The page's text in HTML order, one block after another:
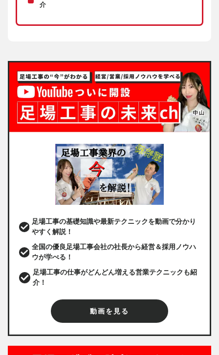
介
足場工事の基礎知識や最新テクニックを動画で分かり
やすく解説！
全国の優良足場工事会社の社長から経営＆採用ノウハ
ウが学べる！
足場工事の仕事がどんどん増える営業テクニックも紹
介！
動画を見る